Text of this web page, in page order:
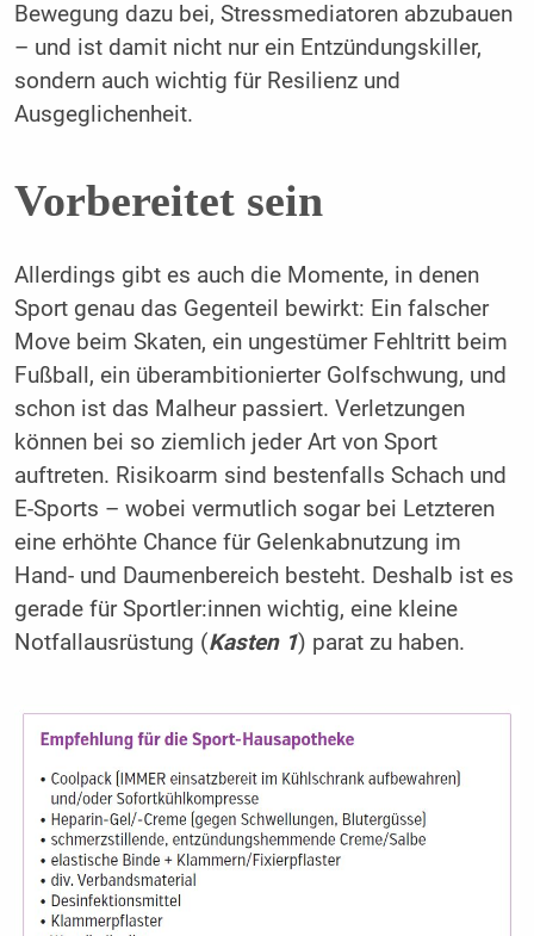
Bewegung dazu bei, Stressmediatoren abzubauen
– und ist damit nicht nur ein Entzündungskiller,
sondern auch wichtig für Resilienz und
Ausgeglichenheit.
Vorbereitet sein
Allerdings gibt es auch die Momente, in denen
Sport genau das Gegenteil bewirkt: Ein falscher
Move beim Skaten, ein ungestümer Fehltritt beim
Fußball, ein überambitionierter Golfschwung, und
schon ist das Malheur passiert. Verletzungen
können bei so ziemlich jeder Art von Sport
auftreten. Risikoarm sind bestenfalls Schach und
E-Sports – wobei vermutlich sogar bei Letzteren
eine erhöhte Chance für Gelenkabnutzung im
Hand- und Daumen­bereich besteht. Deshalb ist es
gerade für Sportler:innen wichtig, eine kleine
Notfallausrüstung (Kasten 1) parat zu haben.